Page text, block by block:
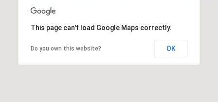
This page can't load Google Maps correctly.
Do you own this website? OK